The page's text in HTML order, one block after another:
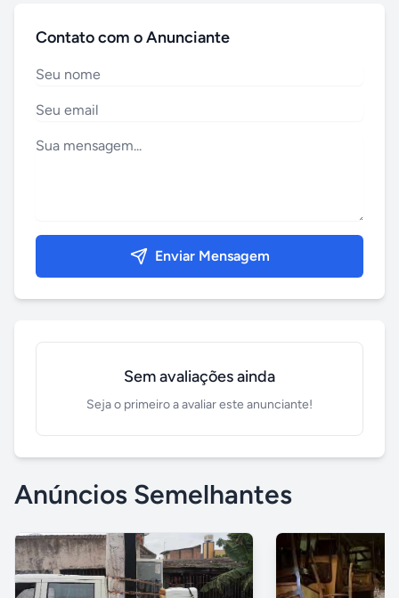
Contato com o Anunciante
Enviar Mensagem
Sem avaliações ainda
Seja o primeiro a avaliar este anunciante!
Anúncios Semelhantes